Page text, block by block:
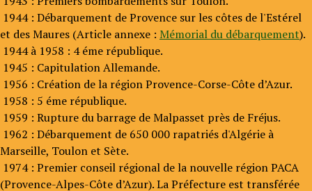
1944 : Débarquement de Provence sur les côtes de l'Estérel
et des Maures (Article annexe : Mémorial du débarquement).
1944 à 1958 : 4 éme république.
1945 : Capitulation Allemande.
1956 : Création de la région Provence-Corse-Côte d’Azur.
1958 : 5 éme république.
1959 : Rupture du barrage de Malpasset près de Fréjus.
1962 : Débarquement de 650 000 rapatriés d'Algérie à
Marseille, Toulon et Sète.
1974 : Premier conseil régional de la nouvelle région PACA
(Provence-Alpes-Côte d’Azur). La Préfecture est transférée